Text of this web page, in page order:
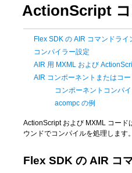
ActionScript
Flex SDK の AIR コマンドライ
コンパイラー設定
AIR 用 MXML および
AIR コンポーネントまたはコ
コンポーネントコンパ
acompc の例
ActionScript および MXML コー
ウンドでコンパイルを処理します
Flex SDK の AIR コ